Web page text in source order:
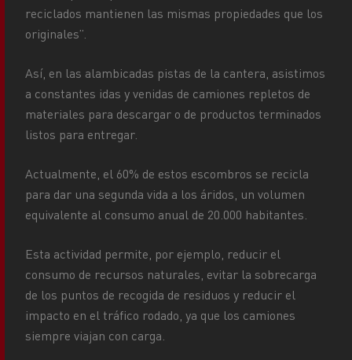
reciclados mantienen las mismas propiedades que los
originales”.
Así, en las alambicadas pistas de la cantera, asistimos
a constantes idas y venidas de camiones repletos de
materiales para descargar o de productos terminados
listos para entregar.
Actualmente, el 60% de estos escombros se recicla
para dar una segunda vida a los áridos, un volumen
equivalente al consumo anual de 20.000 habitantes.
Esta actividad permite, por ejemplo, reducir el
consumo de recursos naturales, evitar la sobrecarga
de los puntos de recogida de residuos y reducir el
impacto en el tráfico rodado, ya que los camiones
siempre viajan con carga.